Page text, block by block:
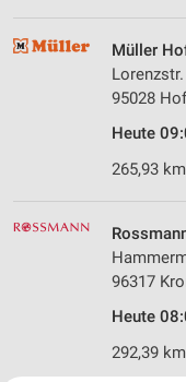
Müller
95028 Hof
Heute
265,93
96317
Heute
292,39